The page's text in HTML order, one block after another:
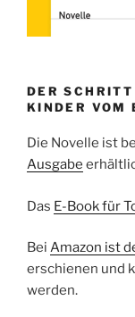
DER
KINDER VOM
Die Novelle ist
Ausgabe
Das E-Book für
Bei Amazon ist
erschienen und
werden.